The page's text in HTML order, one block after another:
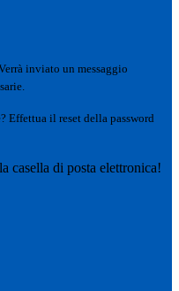
inviato un messaggio
Effettua il reset della password
casella di posta elettronica!